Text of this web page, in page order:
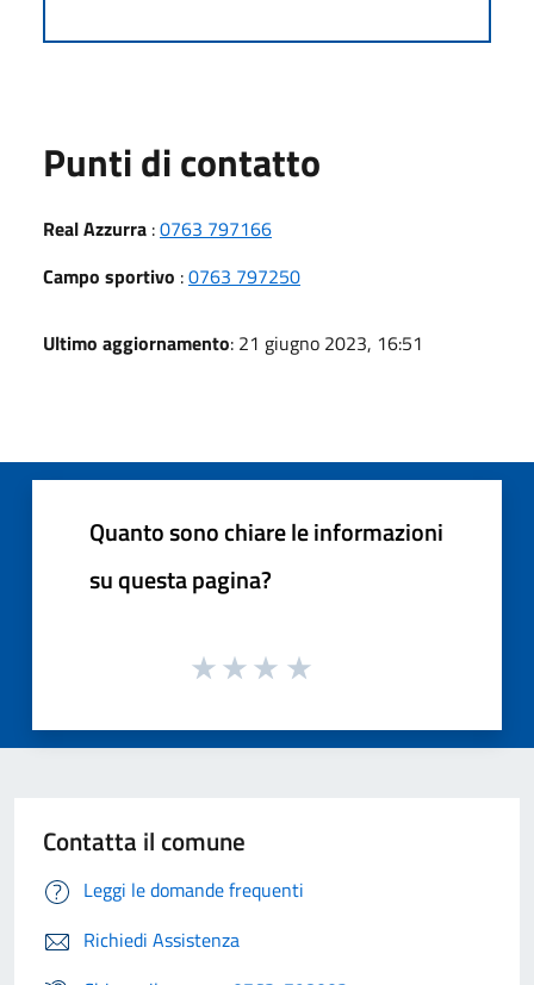
Punti di contatto
Real Azzurra :0763 797166
Campo sportivo :0763 797250
Ultimo aggiornamento: 21 giugno 2023, 16:51
Quanto sono chiare le informazioni
su questa pagina?
Contatta il comune
Leggi le domande frequenti
Richiedi Assistenza